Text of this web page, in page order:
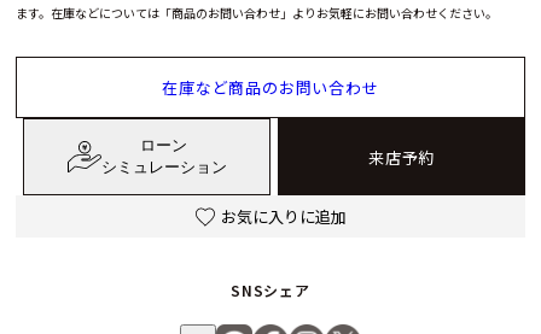
ます。在庫などについては「商品のお問い合わせ」よりお気軽にお問い合わせください。
在庫など商品のお問い合わせ
ローン
シミュレーション
来店予約
お気に入りに追加
SNSシェア